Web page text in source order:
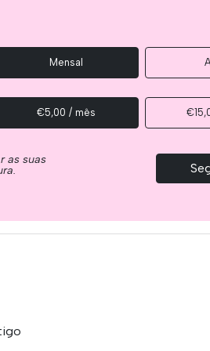
Mensal
€5,00 / mês
as suas